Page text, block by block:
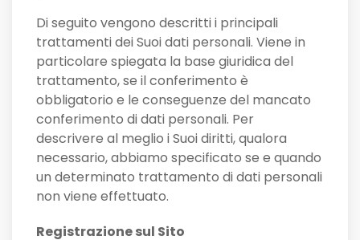
Di seguito vengono descritti i principali
trattamenti dei Suoi dati personali. Viene in
particolare spiegata la base giuridica del
trattamento, se il conferimento è
obbligatorio e le conseguenze del mancato
conferimento di dati personali. Per
descrivere al meglio i Suoi diritti, qualora
necessario, abbiamo specificato se e quando
un determinato trattamento di dati personali
non viene effettuato.
Registrazione sul Sito